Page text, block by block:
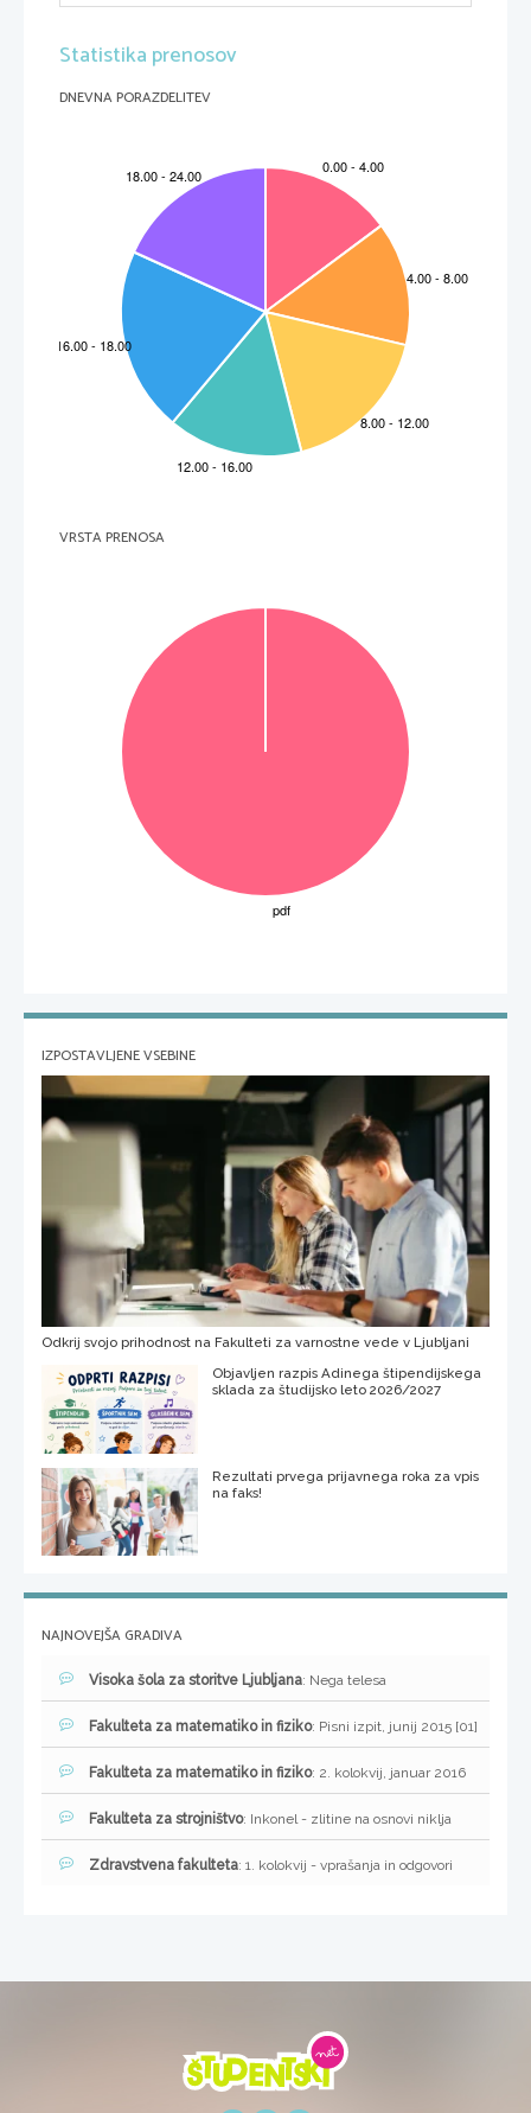
Statistika prenosov
DNEVNA PORAZDELITEV
VRSTA PRENOSA
IZPOSTAVLJENE VSEBINE
Odkrij svojo prihodnost na Fakulteti za varnostne vede v Ljubljani
Objavljen razpis Adinega štipendijskega
sklada za študijsko leto 2026/2027
Rezultati prvega prijavnega roka za vpis
na faks!
NAJNOVEJŠA GRADIVA
Visoka šola za storitve Ljubljana: Nega telesa
Fakulteta za matematiko in fiziko: Pisni izpit, junij 2015 [01]
Fakulteta za matematiko in fiziko: 2. kolokvij, januar 2016
Fakulteta za strojništvo: Inkonel - zlitine na osnovi niklja
Zdravstvena fakulteta: 1. kolokvij - vprašanja in odgovori